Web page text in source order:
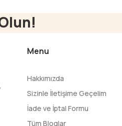
Menu
Hakkımızda
Sizinle İletişime Geçelim
İade ve İptal Formu
Tüm Bloglar